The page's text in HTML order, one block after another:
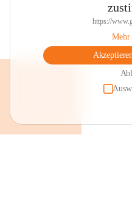
https://
Mehr